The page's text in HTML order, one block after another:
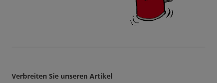
Verbreiten Sie unseren Artikel